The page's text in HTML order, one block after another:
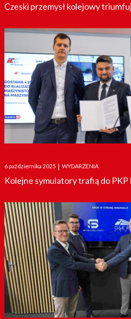
Czeski przemysł kolejowy
Posted
on
6 października 2025 | WYDARZENIA
Kolejne symulatory trafią do